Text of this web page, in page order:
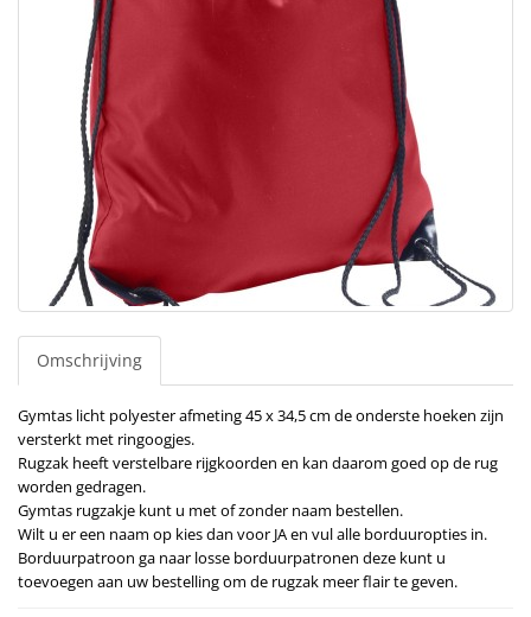
Omschrijving
Gymtas licht polyester afmeting 45 x 34,5 cm de onderste hoeken zijn
versterkt met ringoogjes.
Rugzak heeft verstelbare rijgkoorden en kan daarom goed op de rug
worden gedragen.
Gymtas rugzakje kunt u met of zonder naam bestellen.
Wilt u er een naam op kies dan voor JA en vul alle borduuropties in.
Borduurpatroon ga naar losse borduurpatronen deze kunt u
toevoegen aan uw bestelling om de rugzak meer flair te geven.